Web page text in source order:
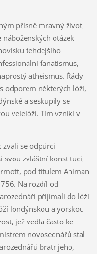
přísně mravný život,
otázek
tehdejšího
fanatismus,
atheismus. Řády
odporem některých lóží,
a seskupily se
velelóží. Tím vznikl v
zvali se odpůrci
svou zvláštní konstituci,
pod titulem Ahiman
Na rozdíl od
přijímali do lóží
londýnskou a yorskou
jež vedla často ke
novosednářů stal
bratr jeho,